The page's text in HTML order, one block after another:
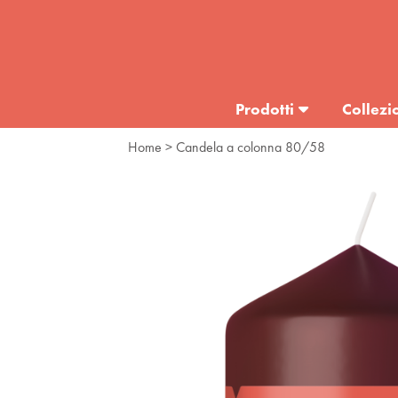
Prodotti
Home > Candela a colonna 80/58